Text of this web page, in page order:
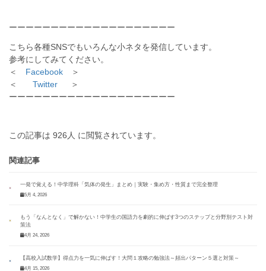
ーーーーーーーーーーーーーーーーーーーー
こちら各種SNSでもいろんな小ネタを発信しています。
参考にしてみてください。
＜ Facebook ＞
＜ Twitter ＞
ーーーーーーーーーーーーーーーーーーーー
この記事は 926人 に閲覧されています。
関連記事
一発で覚える！中学理科「気体の発生」まとめ｜実験・集め方・性質まで完全整理
5月 4, 2026
もう「なんとなく」で解かない！中学生の国語力を劇的に伸ばす3つのステップと分野別テスト対
策法
4月 24, 2026
【高校入試数学】得点力を一気に伸ばす！大問１攻略の勉強法～頻出パターン５選と対策～
4月 15, 2026